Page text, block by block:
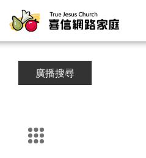
廣播搜尋